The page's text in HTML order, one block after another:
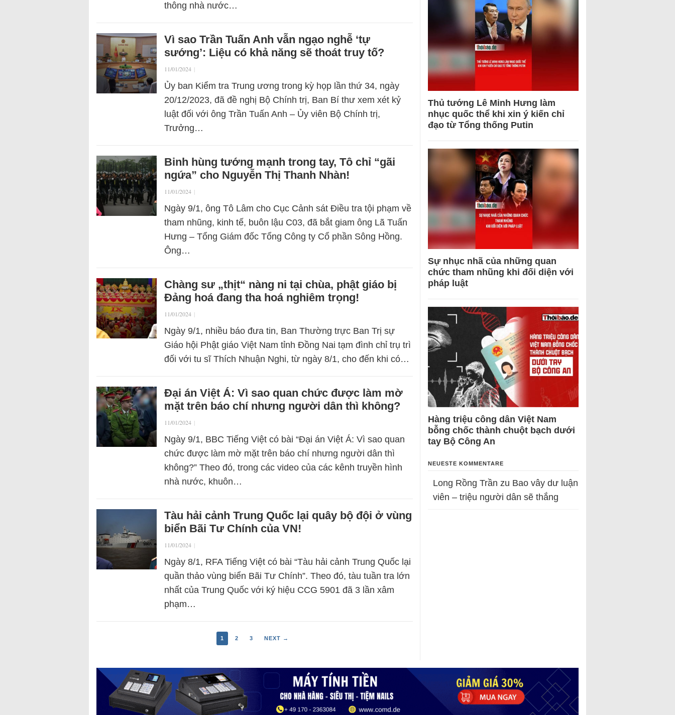
thông nhà nước…
Vì sao Trần Tuấn Anh vẫn ngạo nghễ ‘tự
sướng’: Liệu có khả năng sẽ thoát truy tố?
11/01/2024 |
Ủy ban Kiểm tra Trung ương trong kỳ họp lần thứ 34, ngày
20/12/2023, đã đề nghị Bộ Chính trị, Ban Bí thư xem xét kỷ
luật đối với ông Trần Tuấn Anh – Ủy viên Bộ Chính trị,
Trưởng…
Binh hùng tướng mạnh trong tay, Tô chỉ “gãi
ngứa” cho Nguyễn Thị Thanh Nhàn!
11/01/2024 |
Ngày 9/1, ông Tô Lâm cho Cục Cảnh sát Điều tra tội phạm về
tham nhũng, kinh tế, buôn lậu C03, đã bắt giam ông Lã Tuấn
Hưng – Tổng Giám đốc Tổng Công ty Cổ phần Sông Hồng.
Ông…
Chàng sư „thịt“ nàng ni tại chùa, phật giáo bị
Đảng hoá đang tha hoá nghiêm trọng!
11/01/2024 |
Ngày 9/1, nhiều báo đưa tin, Ban Thường trực Ban Trị sự
Giáo hội Phật giáo Việt Nam tỉnh Đồng Nai tạm đình chỉ trụ trì
đối với tu sĩ Thích Nhuận Nghi, từ ngày 8/1, cho đến khi có…
Đại án Việt Á: Vì sao quan chức được làm mờ
mặt trên báo chí nhưng người dân thì không?
11/01/2024 |
Ngày 9/1, BBC Tiếng Việt có bài “Đại án Việt Á: Vì sao quan
chức được làm mờ mặt trên báo chí nhưng người dân thì
không?” Theo đó, trong các video của các kênh truyền hình
nhà nước, khuôn…
Tàu hải cảnh Trung Quốc lại quây bộ đội ở vùng
biển Bãi Tư Chính của VN!
11/01/2024 |
Ngày 8/1, RFA Tiếng Việt có bài “Tàu hải cảnh Trung Quốc lại
quần thảo vùng biển Bãi Tư Chính”. Theo đó, tàu tuần tra lớn
nhất của Trung Quốc với ký hiệu CCG 5901 đã 3 lần xâm
phạm…
1 2 3 NEXT →
Thủ tướng Lê Minh Hưng làm
nhục quốc thể khi xin ý kiến chỉ
đạo từ Tổng thống Putin
Sự nhục nhã của những quan
chức tham nhũng khi đối diện với
pháp luật
Hàng triệu công dân Việt Nam
bỗng chốc thành chuột bạch dưới
tay Bộ Công An
NEUESTE KOMMENTARE
Long Rồng Trần zu Bao vây dư luận
viên – triệu người dân sẽ thắng